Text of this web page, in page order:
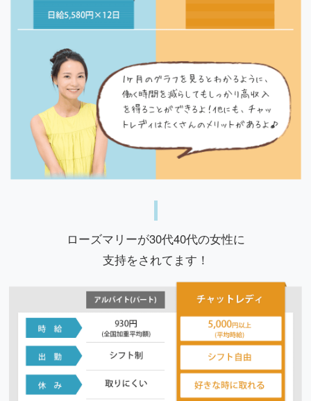
ローズマリーが30代40代の女性に
支持をされてます！